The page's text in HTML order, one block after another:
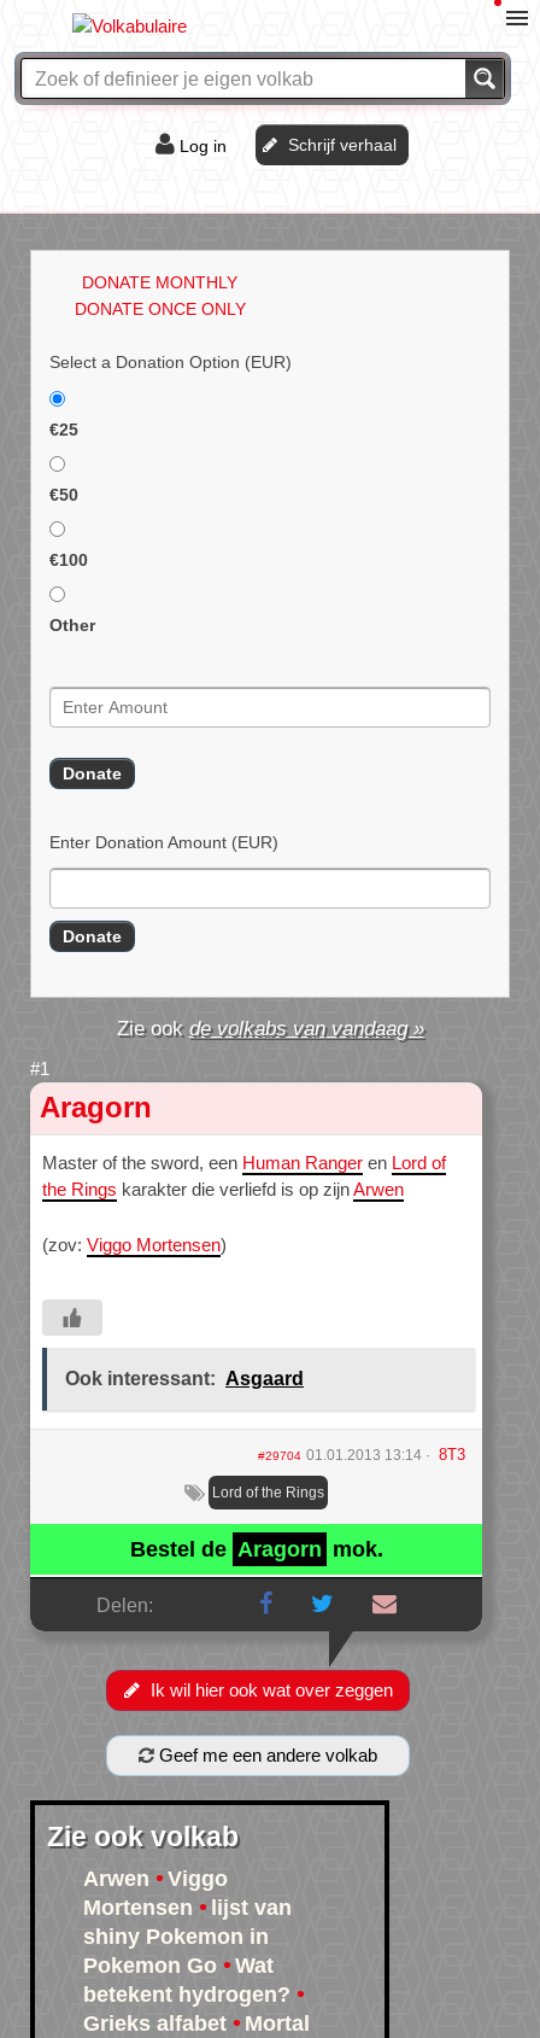
Log in Schrijf verhaal
DONATE MONTHLY
DONATE ONCE ONLY
Select a Donation Option (EUR)
€25
€50
€100
Other
Enter Donation Amount (EUR)
de volkabs van vandaag »
Aragorn
Master of the sword, een Human Ranger en Lord of
the Rings karakter die verliefd is op zijnArwen
(zov: Viggo Mortensen)
Ook interessant: Asgaard
#29704 01.01.2013 13:14 8T3
Lord of the Rings
Bestel de Aragorn mok.
Delen:
Ik wil hier ook wat over zeggen
Geef me een andere volkab
Zie ook volkab
Arwen
Viggo
Mortensen
lijst van
shiny Pokemon in
Pokemon Go
Wat
betekent hydrogen?
Grieks alfabet
Mortal